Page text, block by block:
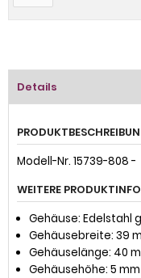
Details
Modell-Nr. 15739-808 -
WEITERE
Gehäuse: Edelstahl
Gehäusebreite: 39
Gehäuselänge: 40
Gehäusehöhe: 5 mm